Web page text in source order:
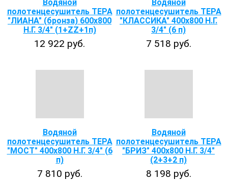
Водяной
полотенцесушитель ТЕРА
"ЛИАНА" (бронза) 600х800
Н.Г. 3/4" (1+ZZ+1п)
12 922 руб.
Водяной
полотенцесушитель ТЕРА
"КЛАССИКА" 400х800 Н.Г.
3/4" (6 п)
7 518 руб.
Водяной
полотенцесушитель ТЕРА
"МОСТ" 400х800 Н.Г. 3/4" (6
п)
7 810 руб.
Водяной
полотенцесушитель ТЕРА
"БРИЗ" 400х800 Н.Г. 3/4"
(2+3+2 п)
8 198 руб.